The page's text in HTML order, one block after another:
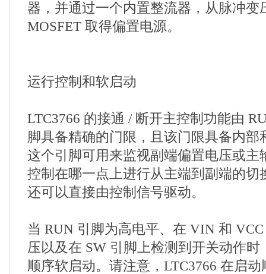
器，并通过一个内置整流器，从脉冲变
MOSFET 取得偏置电源。
运行控制和软启动
LTC3766 的接通 / 断开主控制功能由
脚具备精确的门限，且该门限具备内部
这个引脚可用来监视副端偏置电压或主
控制在哪一点上进行从主端到副端的切
还可以直接由控制信号驱动。
当 RUN 引脚为高电平、在 VIN 和
压以及在 SW 引脚上检测到开关动作时
顺序软启动。请注意，LTC3766 在启